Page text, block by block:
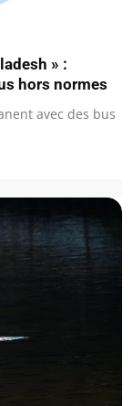
» :
hors normes
avec des bus